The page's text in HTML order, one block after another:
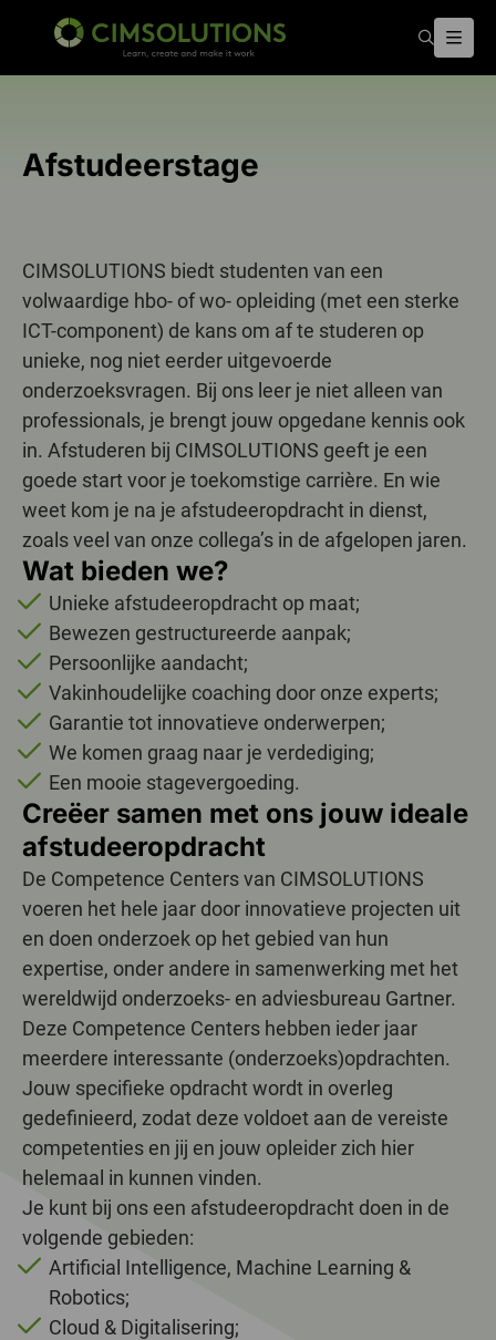
Zoeken
Afstudeerstage
CIMSOLUTIONS biedt studenten van een
volwaardige hbo- of wo- opleiding (met een sterke
ICT-component) de kans om af te studeren op
unieke, nog niet eerder uitgevoerde
onderzoeksvragen. Bij ons leer je niet alleen van
professionals, je brengt jouw opgedane kennis ook
in. Afstuderen bij CIMSOLUTIONS geeft je een
goede start voor je toekomstige carrière. En wie
weet kom je na je afstudeeropdracht in dienst,
zoals veel van onze collega’s in de afgelopen jaren.
Wat bieden we?
Unieke afstudeeropdracht op maat;
Bewezen gestructureerde aanpak;
Persoonlijke aandacht;
Vakinhoudelijke coaching door onze experts;
Garantie tot innovatieve onderwerpen;
We komen graag naar je verdediging;
Een mooie stagevergoeding.
Creëer samen met ons jouw ideale
afstudeeropdracht
De Competence Centers van CIMSOLUTIONS
voeren het hele jaar door innovatieve projecten uit
en doen onderzoek op het gebied van hun
expertise, onder andere in samenwerking met het
wereldwijd onderzoeks- en adviesbureau Gartner.
Deze Competence Centers hebben ieder jaar
meerdere interessante (onderzoeks)opdrachten.
Jouw specifieke opdracht wordt in overleg
gedefinieerd, zodat deze voldoet aan de vereiste
competenties en jij en jouw opleider zich hier
helemaal in kunnen vinden.
Je kunt bij ons een afstudeeropdracht doen in de
volgende gebieden:
Artificial Intelligence, Machine Learning &
Robotics;
Cloud & Digitalisering;